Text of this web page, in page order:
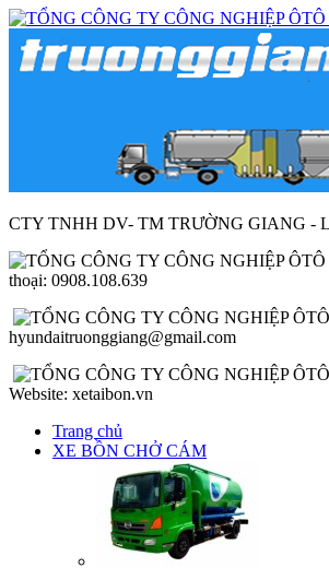
CTY TNHH DV- TM TRƯỜNG GIANG -
thoại: 0908.108.639
hyundaitruonggiang@gmail.com
Website: xetaibon.vn
Trang chủ
XE BỒN CHỞ CÁM